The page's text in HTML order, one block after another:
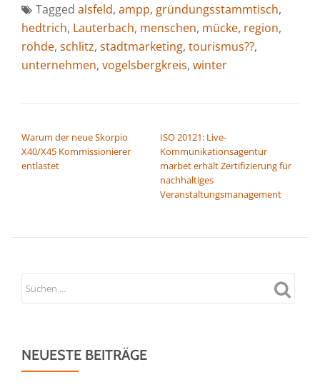
Tagged alsfeld, ampp, gründungsstammtisch,
hedtrich, Lauterbach, menschen, mücke, region,
rohde, schlitz, stadtmarketing, tourismus??,
unternehmen, vogelsbergkreis, winter
Warum der neue Skorpio
X40/X45 Kommissionierer
entlastet
ISO 20121: Live-
Kommunikationsagentur
marbet erhält Zertifizierung für
nachhaltiges
Veranstaltungsmanagement
NEUESTE BEITRÄGE